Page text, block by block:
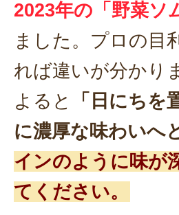
2023年の「野菜ソ
ました。プロの目
れば違いが分かり
よると
「日にち
に濃厚な味わいへ
インのように味が
てください。